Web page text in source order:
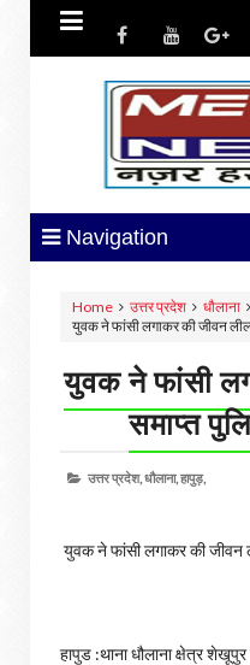

Navigation
Home उत्तर प्रदेश धौलाना
युवक ने फांसी लगाकर की जीवन
युवक ने फांसी
समाप्त
उत्तर प्रदेश,धौलाना,हापुड़,
युवक ने फांसी लगाकर की जीवन
हापुड :थाना धौलाना क्षेत्र